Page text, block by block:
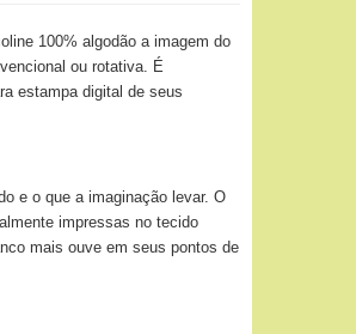
100% algodão a imagem do
ou rotativa. É
estampa digital de seus
e o que a imaginação levar. O
impressas no tecido
mais ouve em seus pontos de